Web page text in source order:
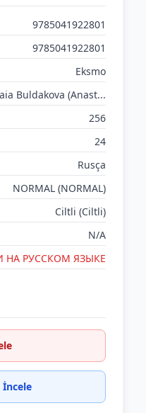
9785041922801
9785041922801
Eksmo
Buldakova (Anast...
256
24
Rusça
NORMAL (NORMAL)
Ciltli (Ciltli)
N/A
НА РУССКОМ ЯЗЫКЕ
İncele